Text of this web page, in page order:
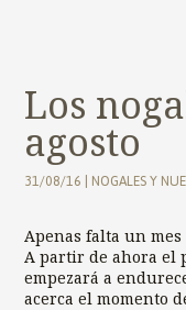
Los
agosto
31/08/16 | NOGALES Y
Apenas falta un
A partir de ahora el
empezará a
acerca el momento